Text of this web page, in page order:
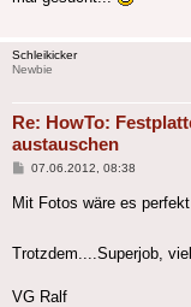
Schleikicker
Newbie
Re: HowTo:
austauschen
Beitrag
07.06.2012, 08:38
Mit Fotos wäre es perfekt
Trotzdem....Superjob,
VG Ralf